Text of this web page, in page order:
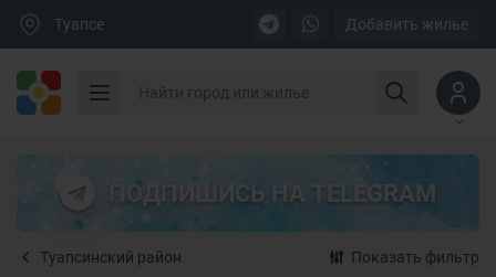
Туапсе Добавить жилье
ПОДПИШИСЬ НА TELEGRAM
Туапсинский район Показать фильтр